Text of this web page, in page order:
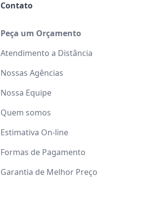
Contato
Peça um Orçamento
Atendimento a Distância
Nossas Agências
Nossa Equipe
Quem somos
Estimativa On-line
Formas de Pagamento
Garantia de Melhor Preço